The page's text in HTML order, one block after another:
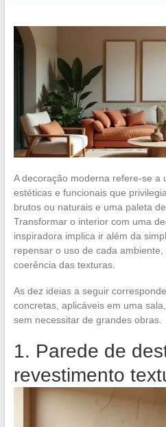
A decoração moderna refere-se a
estéticas e funcionais que
brutos ou naturais e uma paleta
Transformar o interior com uma
inspiradora implica ir além da
repensar o uso de cada
coerência das texturas.
As dez ideias a seguir
concretas, aplicáveis em uma
sem necessitar de grandes obras.
1. Parede de
revestimento